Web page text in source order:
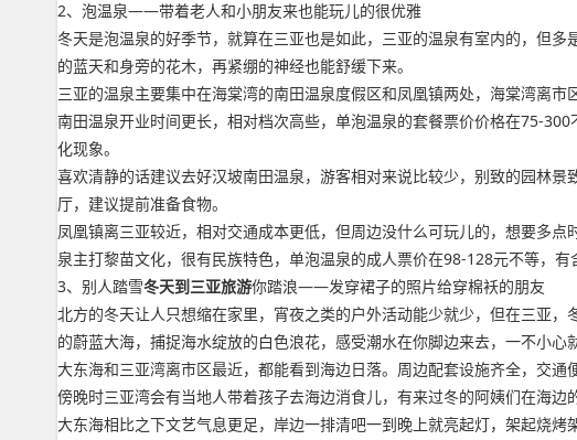
2、泡温泉——带着老人和小朋友来也能玩儿的很优雅
冬天是泡温泉的好季节，就算在三亚也是如此，三亚的温泉有室内的，但
的蓝天和身旁的花木，再紧绷的神经也能舒缓下来。
三亚的温泉主要集中在海棠湾的南田温泉度假区和凤凰镇两处，海棠湾离
南田温泉开业时间更长，相对档次高些，单泡温泉的套餐票价价格在75-
化现象。
喜欢清静的话建议去好汉坡南田温泉，游客相对来说比较少，别致的园林
厅，建议提前准备食物。
凤凰镇离三亚较近，相对交通成本更低，但周边没什么可玩儿的，想要多
泉主打黎苗文化，很有民族特色，单泡温泉的成人票价在98-128元不等，
3、别人踏雪冬天到三亚旅游你踏浪——发穿裙子的照片给穿棉袄的朋友
北方的冬天让人只想缩在家里，宵夜之类的户外活动能少就少，但在三亚，
的蔚蓝大海，捕捉海水绽放的白色浪花，感受潮水在你脚边来去，一不小心
大东海和三亚湾离市区最近，都能看到海边日落。周边配套设施齐全，交
傍晚时三亚湾会有当地人带着孩子去海边消食儿，有来过冬的阿姨们在海
大东海相比之下文艺气息更足，岸边一排清吧一到晚上就亮起灯，架起烧